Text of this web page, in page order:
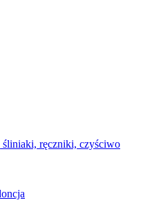
śliniaki, ręczniki, czyściwo